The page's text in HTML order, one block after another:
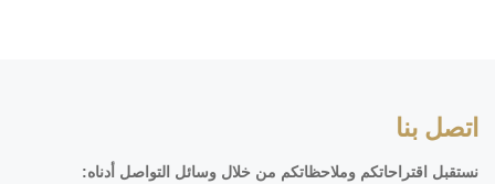
اتصل بنا
نستقبل اقتراحاتكم وملاحظاتكم من خلال وسائل التواصل أدناه: